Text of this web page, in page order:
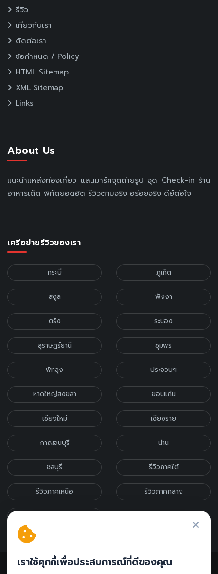
รีวิว
เกี่ยวกับเรา
ติดต่อเรา
ข้อกำหนด / Policy
HTML Sitemap
XML Sitemap
Links
About Us
แนะนำแหล่งท่องเที่ยว แลนมาร์คจุดถ่ายรูป จุด Check-in ร้าน
อาหารเด็ด พิกัดยอดฮิต รีวิวตามจริง อร่อยจริง ดีย์ต่อใจ
เครือข่ายรีวิวของเรา
กระบี่ ภูเก็ต
สตูล พังงา
ตรัง ระนอง
สุราษฎร์ธานี ชุมพร
พัทลุง ประจวบฯ
หาดใหญ่สงขลา ขอนแก่น
เชียงใหม่ เชียงราย
กาญจนบุรี น่าน
ชลบุรี รีวิวภาคใต้
รีวิวภาคเหนือ รีวิวภาคกลาง
เราใช้คุกกี้เพื่อประสบการณ์ที่ดีของคุณ